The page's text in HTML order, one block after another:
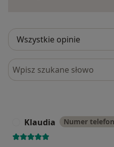
Szukaj w opiniach
Klaudia Numer